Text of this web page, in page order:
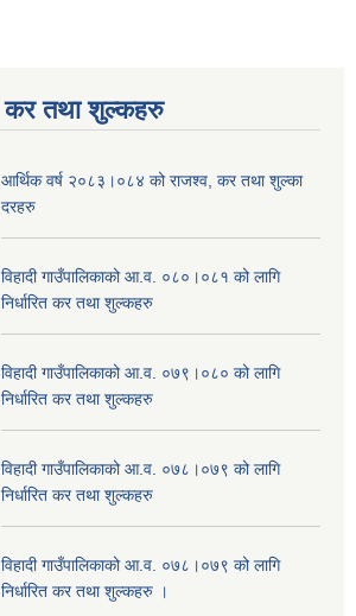
कर तथा शुल्कहरु
आर्थिक वर्ष २०८३।०८४ को राजश्व, कर तथा शुल्का
दरहरु
विहादी गाउँपालिकाको आ.व. ०८०।०८१ को लागि
निर्धारित कर तथा शुल्कहरु
विहादी गाउँपालिकाको आ.व. ०७९।०८० को लागि
निर्धारित कर तथा शुल्कहरु
विहादी गाउँपालिकाको आ.व. ०७८।०७९ को लागि
निर्धारित कर तथा शुल्कहरु
विहादी गाउँपालिकाको आ.व. ०७८।०७९ को लागि
निर्धारित कर तथा शुल्कहरु ।